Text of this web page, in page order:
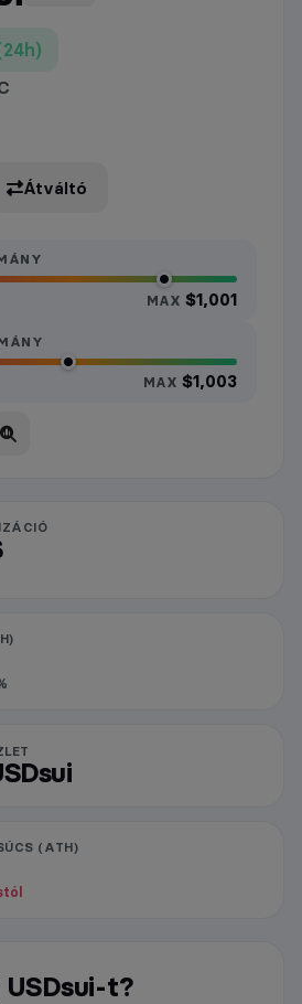
Átváltó
MAX $1,001
MAX $1,003
(ATH)
t?